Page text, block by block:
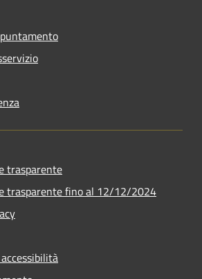
trasparente
trasparente fino al 12/12/2024